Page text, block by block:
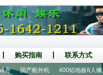
购买指南 联系方式
国产船外机 400铝地板8人橡皮艇